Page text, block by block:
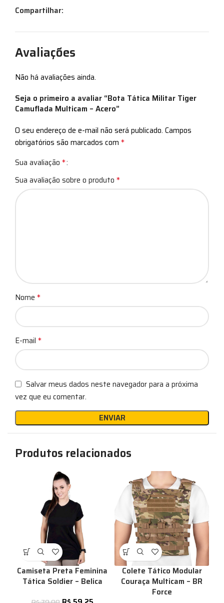
Compartilhar:
Avaliações
Não há avaliações ainda.
Seja o primeiro a avaliar “Bota Tática Militar Tiger
Camuflada Multicam – Acero”
O seu endereço de e-mail não será publicado. Campos
obrigatórios são marcados com *
Sua avaliação *
Sua avaliação sobre o produto *
Nome *
E-mail *
Salvar meus dados neste navegador para a próxima
vez que eu comentar.
Produtos relacionados
Camiseta Preta Feminina
Tática Soldier – Belica
Colete Tático Modular
Couraça Multicam – BR
Force